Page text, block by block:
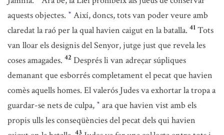
aquests objectes. * Així, doncs, tots van poder veure amb
claredat la raó per la qual havien caigut en la batalla. 41 Tots
van lloar els designis del Senyor, jutge just que revela les
coses amagades. 42 Després li van adreçar súpliques
demanant que esborrés completament el pecat que havien
comès aquells homes. El valerós Judes va exhortar la tropa a
guardar-se nets de culpa, * ara que havien vist amb els
propis ulls les conseqüències del pecat dels qui havien
43